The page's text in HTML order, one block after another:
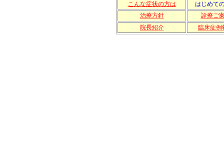
こんな症状の方は
はじめて
治療方針
診療ご
院長紹介
臨床症例